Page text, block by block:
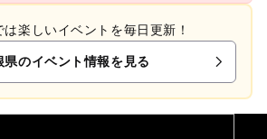
は楽しいイベントを毎日更新！
県のイベント情報を見る